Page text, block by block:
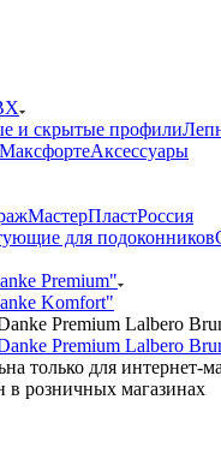
и скрытые профили
МаксфортеАксессуары
МастерПластРоссия
для подоконников
Premium"
Komfort"
Premium Lalbero
только для интернет-
в розничных магазинах